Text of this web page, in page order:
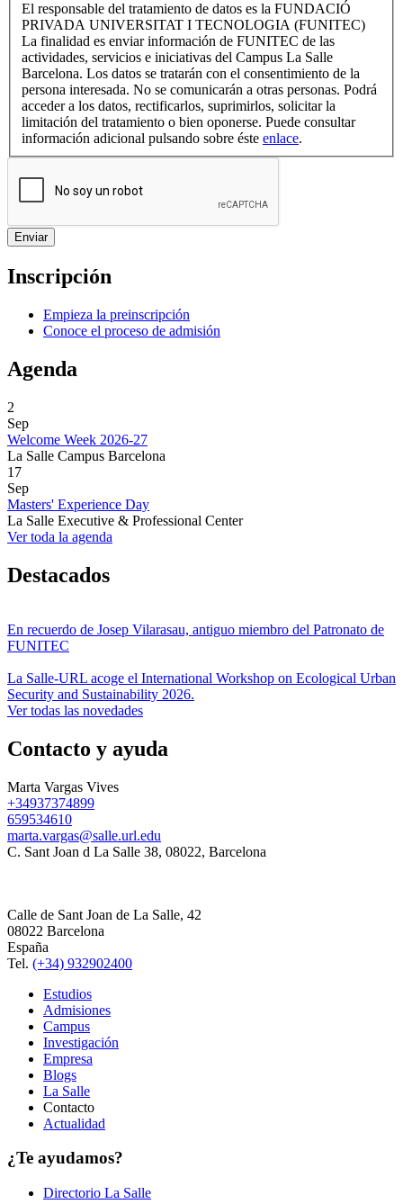
El responsable del tratamiento de datos es la FUNDACIÓ
PRIVADA UNIVERSITAT I TECNOLOGIA (FUNITEC)
La finalidad es enviar información de FUNITEC de las
actividades, servicios e iniciativas del Campus La Salle
Barcelona. Los datos se tratarán con el consentimiento de la
persona interesada. No se comunicarán a otras personas. Podrá
acceder a los datos, rectificarlos, suprimirlos, solicitar la
limitación del tratamiento o bien oponerse. Puede consultar
información adicional pulsando sobre éste enlace.
Inscripción
Empieza la preinscripción
Conoce el proceso de admisión
Agenda
2
Sep
Welcome Week 2026-27
La Salle Campus Barcelona
17
Sep
Masters' Experience Day
La Salle Executive & Professional Center
Ver toda la agenda
Destacados
En recuerdo de Josep Vilarasau, antiguo miembro del Patronato de
FUNITEC
La Salle-URL acoge el International Workshop on Ecological Urban
Security and Sustainability 2026.
Ver todas las novedades
Contacto y ayuda
Marta Vargas Vives
+34937374899
659534610
marta.vargas@salle.url.edu
C. Sant Joan d La Salle 38, 08022, Barcelona
Calle de Sant Joan de La Salle, 42
08022 Barcelona
España
Tel. (+34) 932902400
Estudios
Admisiones
Campus
Investigación
Empresa
Blogs
La Salle
Contacto
Actualidad
¿Te ayudamos?
Directorio La Salle